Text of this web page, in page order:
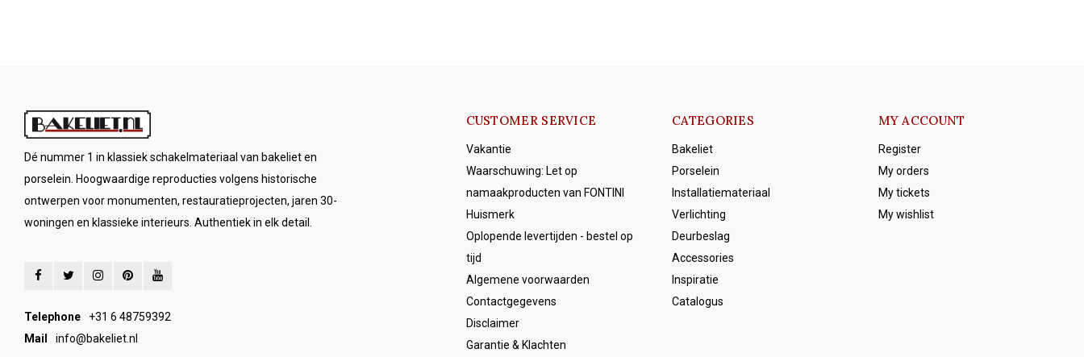
Dé nummer 1 in klassiek schakelmateriaal van bakeliet en
porselein. Hoogwaardige reproducties volgens historische
ontwerpen voor monumenten, restauratieprojecten, jaren 30-
woningen en klassieke interieurs. Authentiek in elk detail.
Telephone
+31 6 48759392
Mail
info@bakeliet.nl
CUSTOMER SERVICE
Vakantie
Waarschuwing: Let op
namaakproducten van FONTINI
Huismerk
Oplopende levertijden - bestel op
tijd
Algemene voorwaarden
Contactgegevens
Disclaimer
Garantie & Klachten
CATEGORIES
Bakeliet
Porselein
Installatiemateriaal
Verlichting
Deurbeslag
Accessories
Inspiratie
Catalogus
MY ACCOUNT
Register
My orders
My tickets
My wishlist